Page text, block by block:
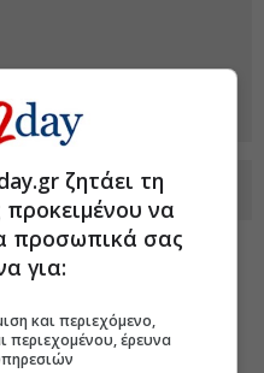
στο Discover
ζητάει τη
να
προσωπικά σας
για:
και περιεχόμενο,
περιεχομένου, έρευνα